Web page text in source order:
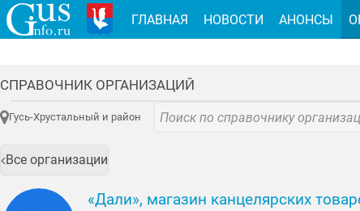
СПРАВОЧНИК ОРГАНИЗАЦИЙ
Гусь-Хрустальный и район
Все организации
«Дали», магазин канцелярских
ГЛАВНАЯ НОВОСТИ АНОНСЫ